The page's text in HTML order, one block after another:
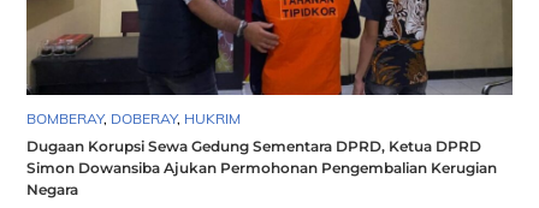
BOMBERAY, DOBERAY, HUKRIM
Dugaan Korupsi Sewa Gedung Sementara DPRD, Ketua DPRD
Simon Dowansiba Ajukan Permohonan Pengembalian Kerugian
Negara